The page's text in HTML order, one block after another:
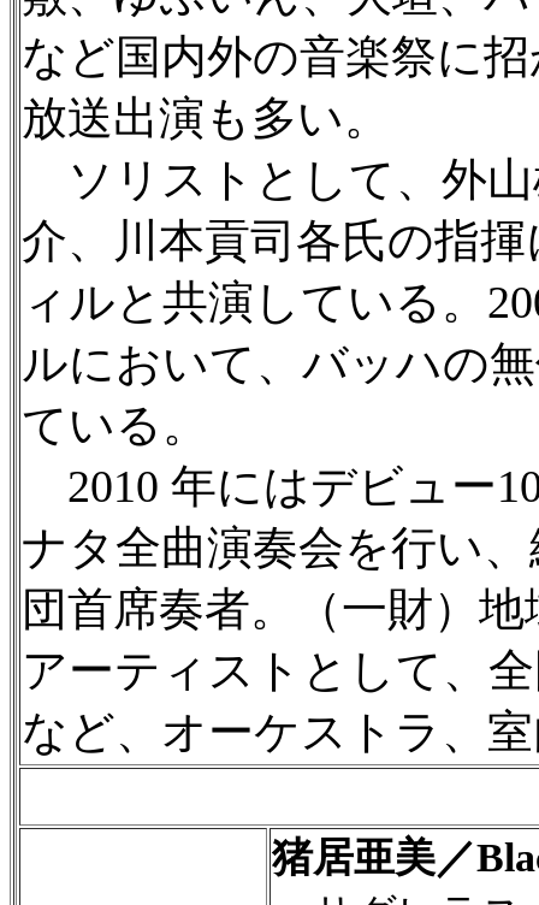
など国内外の音楽祭に
放送出演も多い。
ソリストとして、外山
介、川本貢司各氏の指
ィルと共演している。
ルにおいて、バッハの
ている。
2010 年にはデビュー
ナタ全曲演奏会を行い
団首席奏者。（一財）
アーティストとして、
など、オーケストラ、
猪居亜美／